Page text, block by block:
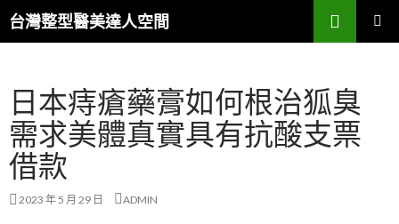
台灣整型醫美達人空間
搜
尋
要
內
容
日本痔瘡藥膏如何根治狐臭
需求美體真實具有抗酸支票
借款
2023 年 5 月 29 日 ADMIN